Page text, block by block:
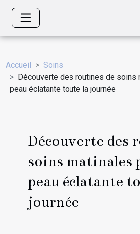
Accueil
Soins
Découverte des routines de soins
peau éclatante toute la journée
Découverte des
soins matinales
peau éclatante
journée